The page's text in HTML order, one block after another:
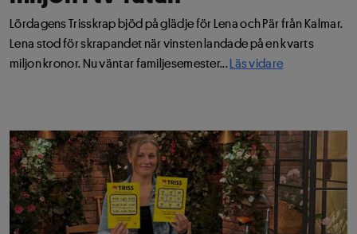
Lördagens Trisskrap bjöd på glädje för Lena och Pär från Kalmar.
Lena stod för skrapandet när vinsten landade på en kvarts
miljon kronor. Nu väntar familjesemester...Läs vidare